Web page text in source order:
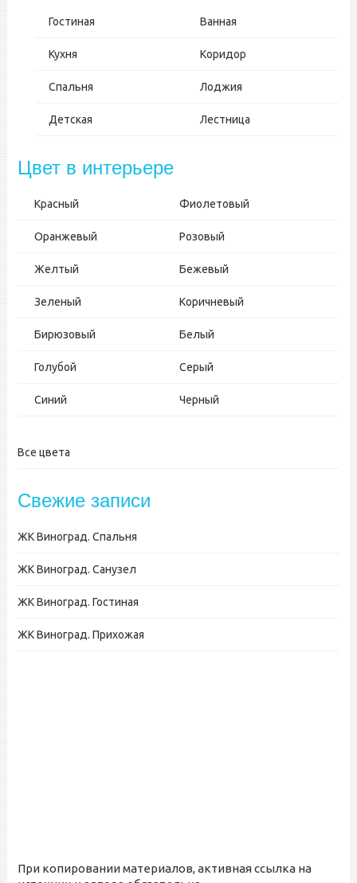
Гостиная
Кухня
Спальня
Детская
Ванная
Коридор
Лоджия
Лестница
Цвет в интерьере
Красный
Оранжевый
Желтый
Зеленый
Бирюзовый
Голубой
Синий
Фиолетовый
Розовый
Бежевый
Коричневый
Белый
Серый
Черный
Все цвета
Свежие записи
ЖК Виноград. Спальня
ЖК Виноград. Санузел
ЖК Виноград. Гостиная
ЖК Виноград. Прихожая
При копировании материалов, активная ссылка на